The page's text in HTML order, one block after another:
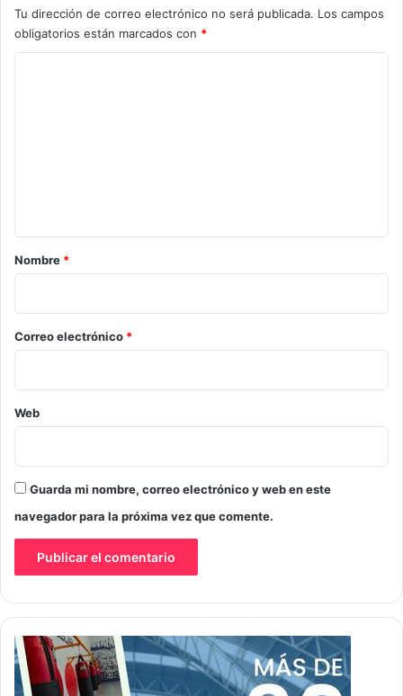
Tu dirección de correo electrónico no será publicada. Los campos
obligatorios están marcados con *
r
o
*
Nombre *
Correo electrónico *
Web
Guarda mi nombre, correo electrónico y web en este
navegador para la próxima vez que comente.